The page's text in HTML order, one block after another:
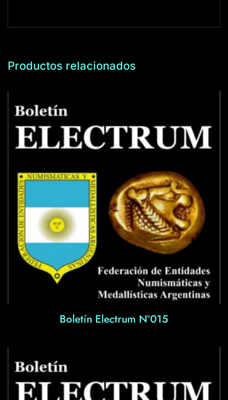
Productos relacionados
Boletín Electrum Nº015